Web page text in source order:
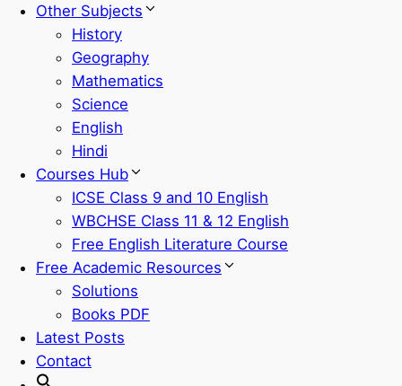
Other Subjects
History
Geography
Mathematics
Science
English
Hindi
Courses Hub
ICSE Class 9 and 10 English
WBCHSE Class 11 & 12 English
Free English Literature Course
Free Academic Resources
Solutions
Books PDF
Latest Posts
Contact